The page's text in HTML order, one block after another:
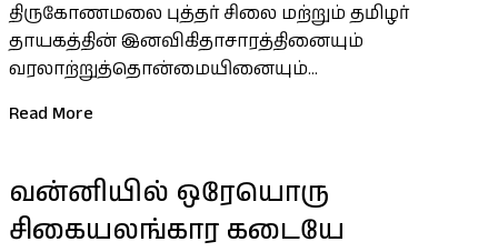
திருகோணமலை புத்தர் சிலை மற்றும் தமிழர்
தாயகத்தின் இனவிகிதாசாரத்தினையும்
வரலாற்றுத்தொன்மையினையும்...
Read More
வன்னியில் ஒரேயொரு
சிகையலங்கார கடையே